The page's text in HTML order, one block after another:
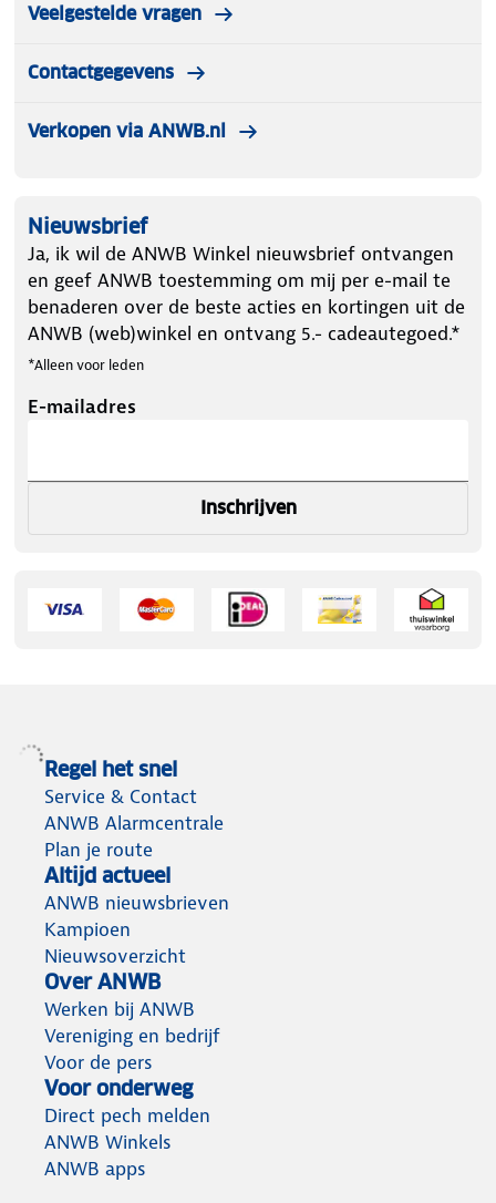
Veelgestelde vragen
Contactgegevens
Verkopen via ANWB.nl
Nieuwsbrief
Ja, ik wil de ANWB Winkel nieuwsbrief ontvangen
en geef ANWB toestemming om mij per e-mail te
benaderen over de beste acties en kortingen uit de
ANWB (web)winkel en ontvang 5.- cadeautegoed.*
*Alleen voor leden
E-mailadres
Inschrijven
Regel het snel
Service & Contact
ANWB Alarmcentrale
Plan je route
Altijd actueel
ANWB nieuwsbrieven
Kampioen
Nieuwsoverzicht
Over ANWB
Werken bij ANWB
Vereniging en bedrijf
Voor de pers
Voor onderweg
Direct pech melden
ANWB Winkels
ANWB apps